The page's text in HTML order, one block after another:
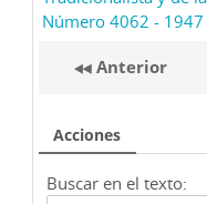
Número 4062 -
Anterior
Acciones
Buscar en el texto: